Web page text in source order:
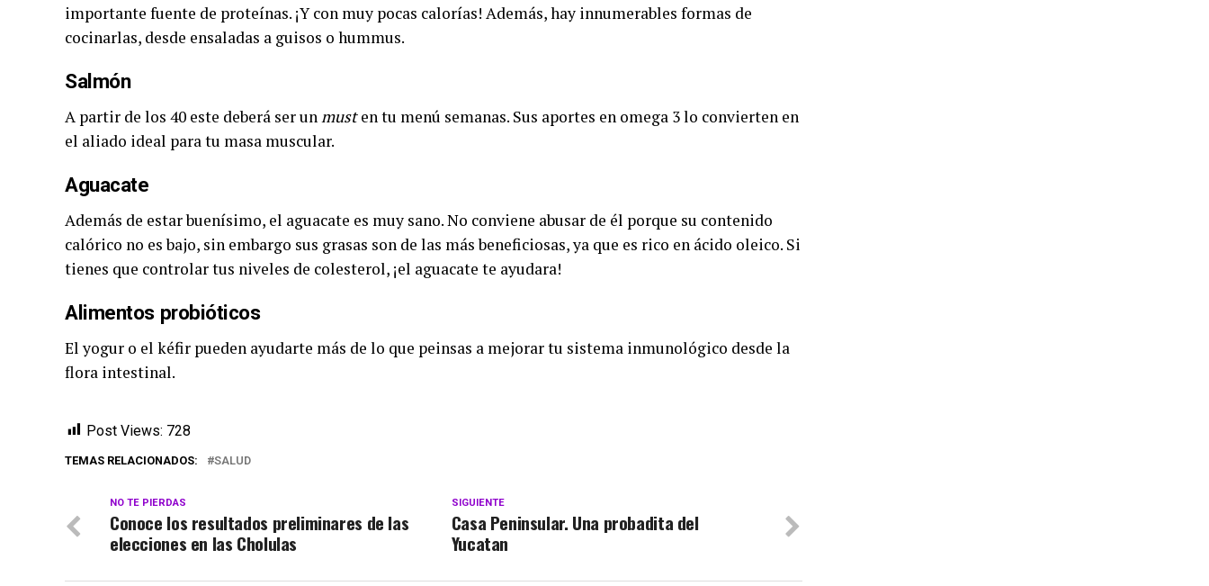
importante fuente de proteínas. ¡Y con muy pocas calorías! Además, hay innumerables formas de
cocinarlas, desde ensaladas a guisos o hummus.
Salmón
A partir de los 40 este deberá ser un musten tu menú semanas. Sus aportes en omega 3 lo convierten en
el aliado ideal para tu masa muscular.
Aguacate
Además de estar buenísimo, el aguacate es muy sano. No conviene abusar de él porque su contenido
calórico no es bajo, sin embargo sus grasas son de las más beneficiosas, ya que es rico en ácido oleico. Si
tienes que controlar tus niveles de colesterol, ¡el aguacate te ayudara!
Alimentos probióticos
El yogur o el kéfir pueden ayudarte más de lo que peinsas a mejorar tu sistema inmunológico desde la
flora intestinal.
Post Views: 728
TEMAS RELACIONADOS: SALUD
SIGUIENTE
Casa Peninsular. Una probadita del
Yucatan
NO TE PIERDAS
Conoce los resultados preliminares de las
elecciones en las Cholulas